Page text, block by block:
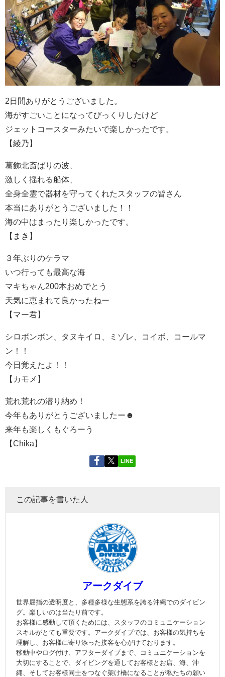
2日間ありがとうございました。
海がすごいことになってびっくりしたけど
ジェットコースターみたいで楽しかったです。
【綾乃】
葛飾北斎ばりの波、
激しく揺れる船体、
全身全霊で器材を守ってくれたスタッフの皆さん
本当にありがとうございました！！
海の中はまったり楽しかったです。
【まき】
３年ぶりのケラマ
いつ行っても最高な海
マキちゃん200本おめでとう
天気に恵まれて良かったねー
【マー君】
シロボンボン、タヌキイロ、ミゾレ、コイボ、コールマ
ン！！
今日覚えたよ！！
【カモメ】
荒れ荒れの潜り納め！
今年もありがとうございましたー☻
来年も楽しくもぐろーう
【Chika】
LINE
この記事を書いた人
アークダイブ
世界屈指の透明度と、多種多様な生態系を誇る沖縄でのダイビン
グ。楽しいのは当たり前です。
お客様に感動して頂くためには、スタッフのコミュニケーション
スキルがとても重要です。アークダイブでは、お客様の気持ちを
理解し、お客様に寄り添った接客を心がけております。
移動中やログ付け、アフターダイブまで、コミュニケーションを
大切にすることで、ダイビングを通してお客様とお店、海、沖
縄、そしてお客様同士をつなぐ架け橋になることが私たちの願い